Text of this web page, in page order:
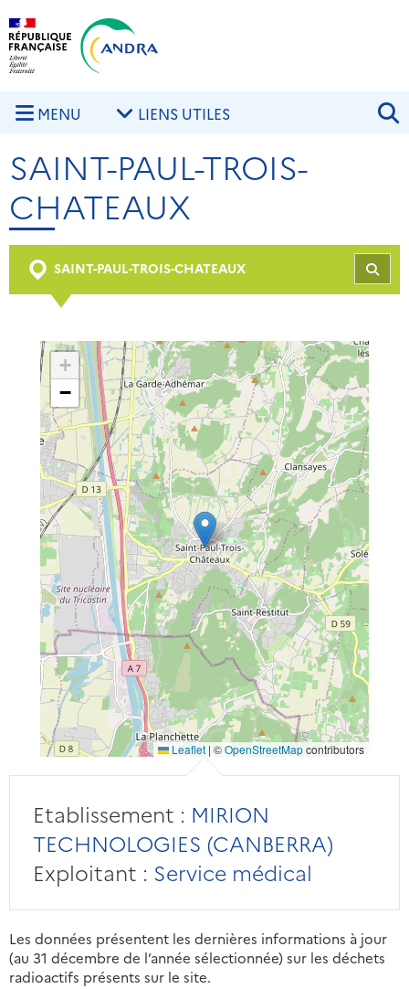
Aller au contenu principal
MENU LIENS UTILES
SAINT-PAUL-TROIS-
CHATEAUX
SAINT-PAUL-TROIS-CHATEAUX
+
−
Leaflet | ©OpenStreetMapcontributors
Etablissement : MIRION
TECHNOLOGIES (CANBERRA)
Exploitant : Service médical
Les données présentent les dernières informations à jour
(au 31 décembre de l’année sélectionnée) sur les déchets
radioactifs présents sur le site.